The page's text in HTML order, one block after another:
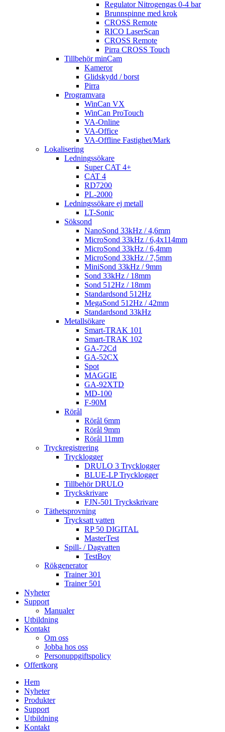
Regulator Nitrogengas 0-4 bar
Brunnspinne med krok
CROSS Remote
RICO LaserScan
CROSS Remote
Pirra CROSS Touch
Tillbehör minCam
Kameror
Glidskydd / borst
Pirra
Programvara
WinCan VX
WinCan ProTouch
VA-Online
VA-Office
VA-Offline Fastighet/Mark
Lokalisering
Ledningssökare
Super CAT 4+
CAT 4
RD7200
PL-2000
Ledningssökare ej metall
LT-Sonic
Söksond
NanoSond 33kHz / 4,6mm
MicroSond 33kHz / 6,4x114mm
MicroSond 33kHz / 6,4mm
MicroSond 33kHz / 7,5mm
MiniSond 33kHz / 9mm
Sond 33kHz / 18mm
Sond 512Hz / 18mm
Standardsond 512Hz
MegaSond 512Hz / 42mm
Standardsond 33kHz
Metallsökare
Smart-TRAK 101
Smart-TRAK 102
GA-72Cd
GA-52CX
Spot
MAGGIE
GA-92XTD
MD-100
F-90M
Rörål
Rörål 6mm
Rörål 9mm
Rörål 11mm
Tryckregistrering
Trycklogger
DRULO 3 Trycklogger
BLUE-LP Trycklogger
Tillbehör DRULO
Tryckskrivare
FJN-501 Tryckskrivare
Täthetsprovning
Trycksatt vatten
RP 50 DIGITAL
MasterTest
Spill- / Dagvatten
TestBoy
Rökgenerator
Trainer 301
Trainer 501
Nyheter
Support
Manualer
Utbildning
Kontakt
Om oss
Jobba hos oss
Personuppgiftspolicy
Offertkorg
Hem
Nyheter
Produkter
Support
Utbildning
Kontakt